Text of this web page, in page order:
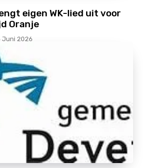
eigen WK-lied uit voor
Oranje
Juni 2026